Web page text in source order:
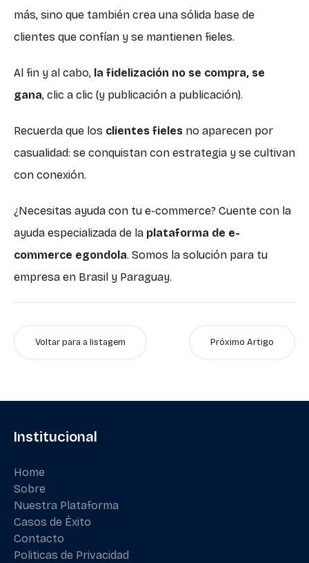
más, sino que también crea una sólida base de
clientes que confían y se mantienen fieles.
Al fin y al cabo, la fidelización no se compra, se
gana, clic a clic (y publicación a publicación).
Recuerda que los clientes fieles no aparecen por
casualidad: se conquistan con estrategia y se cultivan
con conexión.
¿Necesitas ayuda con tu e-commerce? Cuente con la
ayuda especializada de la plataforma de e-
commerce egondola. Somos la solución para tu
empresa en Brasil y Paraguay.
Voltar para a listagem Próximo Artigo
Institucional
Home
Sobre
Nuestra Plataforma
Casos de Éxito
Contacto
Politicas de Privacidad